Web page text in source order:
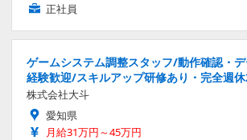
正社員
ゲームシステム調整スタッフ/動作確認・
経験歓迎/スキルアップ研修あり・完全週
株式会社大斗
愛知県
月給31万円～45万円